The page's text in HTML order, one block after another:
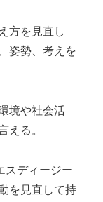
方を見直し
姿勢、考えを
境や社会活
える。
スディージー
を見直して持